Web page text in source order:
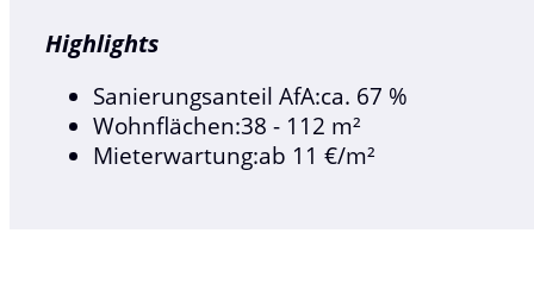
Highlights
Sanierungsanteil AfA:ca. 67 %
Wohnflächen:38 - 112 m²
Mieterwartung:ab 11 €/m²